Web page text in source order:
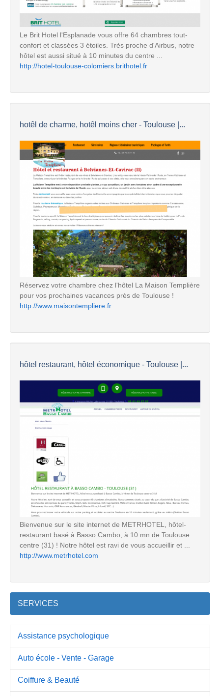
Le Brit Hotel l'Esplanade vous offre 64 chambres tout-
confort et classées 3 étoiles. Très proche d'Airbus, notre
hôtel est aussi situé à 10 minutes du centre ...
http://hotel-toulouse-colomiers.brithotel.fr
hotêl de charme, hotêl moins cher - Toulouse |...
Réservez votre chambre chez l'hôtel La Maison Templière
pour vos prochaines vacances près de Toulouse !
http://www.maisontempliere.fr
hôtel restaurant, hôtel économique - Toulouse |...
Bienvenue sur le site internet de METRHOTEL, hôtel-
restaurant basé à Basso Cambo, à 10 mn de Toulouse
centre (31) ! Notre hôtel est ravi de vous accueillir et ...
http://www.metrhotel.com
SERVICES
Assistance psychologique
Auto école - Vente - Garage
Coiffure & Beauté